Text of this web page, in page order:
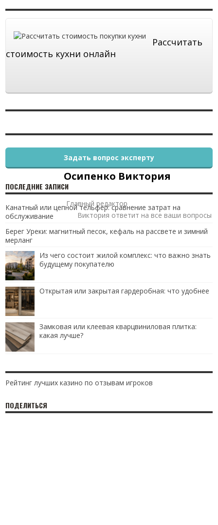
Рассчитать
стоимость кухни онлайн
Осипенко Виктория
Главный редактор
Виктория ответит на все ваши вопросы
Задать вопрос эксперту
ПОСЛЕДНИЕ ЗАПИСИ
Канатный или цепной тельфер: сравнение затрат на
обслуживание
Берег Уреки: магнитный песок, кефаль на рассвете и зимний
мерланг
Из чего состоит жилой комплекс: что важно знать
будущему покупателю
Открытая или закрытая гардеробная: что удобнее
Замковая или клеевая кварцвиниловая плитка:
какая лучше?
Рейтинг лучших казино по отзывам игроков
ПОДЕЛИТЬСЯ